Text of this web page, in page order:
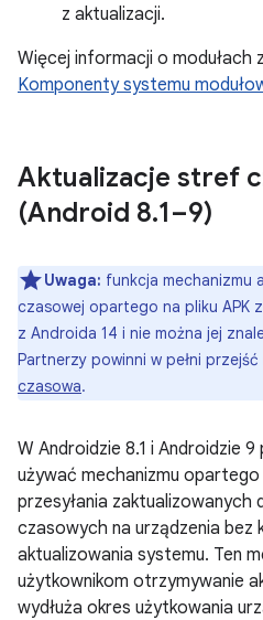
z aktualizacji.
Więcej informacji o modułach
Komponenty systemu
Aktualizacje stref
(Android 8.1–9)
Uwaga: funkcja mechanizmu
czasowej opartego na pliku APK
z Androida 14 i nie można jej
Partnerzy powinni w pełni przejść
czasowa.
W Androidzie 8.1 i Androidzie
używać mechanizmu opartego
przesyłania zaktualizowanych
czasowych na urządzenia bez
aktualizowania systemu. Ten
użytkownikom otrzymywanie
wydłuża okres użytkowania